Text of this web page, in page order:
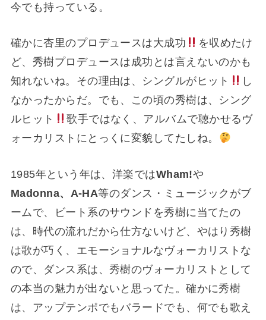
今でも持っている。
確かに杏里のプロデュースは大成功
を収めたけ
ど、秀樹プロデュースは成功とは言えないのかも
知れないね。その理由は、シングルがヒット
し
なかったからだ。でも、この頃の秀樹は、シング
ルヒット
歌手ではなく、アルバムで聴かせるヴ
ォーカリストにとっくに変貌してたしね。
1985年という年は、洋楽ではWham!や
Madonna、A-HA等のダンス・ミュージックがブ
ームで、ビート系のサウンドを秀樹に当てたの
は、時代の流れだから仕方ないけど、やはり秀樹
は歌が巧く、エモーショナルなヴォーカリストな
ので、ダンス系は、秀樹のヴォーカリストとして
の本当の魅力が出ないと思ってた。確かに秀樹
は、アップテンポでもバラードでも、何でも歌え